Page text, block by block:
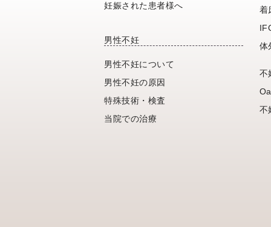
妊娠された患者様へ
男性不妊
男性不妊について
男性不妊の原因
特殊技術・検査
当院での治療
着
体
不
不